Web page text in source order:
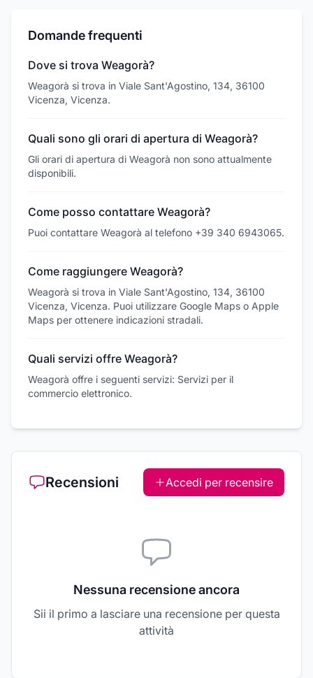
Domande frequenti
Dove si trova Weagorà?
Weagorà si trova in Viale Sant'Agostino, 134, 36100
Vicenza, Vicenza.
Quali sono gli orari di apertura di Weagorà?
Gli orari di apertura di Weagorà non sono attualmente
disponibili.
Come posso contattare Weagorà?
Puoi contattare Weagorà al telefono +39 340 6943065.
Come raggiungere Weagorà?
Weagorà si trova in Viale Sant'Agostino, 134, 36100
Vicenza, Vicenza. Puoi utilizzare Google Maps o Apple
Maps per ottenere indicazioni stradali.
Quali servizi offre Weagorà?
Weagorà offre i seguenti servizi: Servizi per il
commercio elettronico.
Recensioni Accedi per recensire
Nessuna recensione ancora
Sii il primo a lasciare una recensione per questa
attività